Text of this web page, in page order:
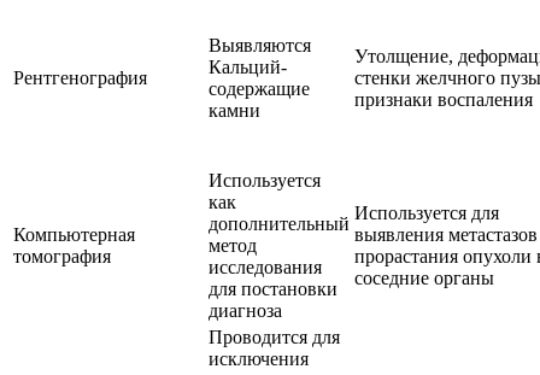
Рентгенография
Выявляются
Кальций-
содержащие
камни
Утолщение,
стенки желчного
признаки воспаления
Компьютерная
томография
Используется
как
дополнительный
метод
исследования
для постановки
диагноза
Используется для
выявления
прорастания опухоли
соседние органы
Проводится для
исключения